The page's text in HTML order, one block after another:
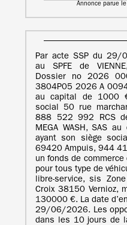
Annonce parue
Par acte SSP du 29/
au SPFE de
Dossier no 2026
3804P05 2026 A
au capital de 1000
social 50 rue
888 522 992 RCS
MEGA WASH, SAS
ayant son siège
69420 Ampuis, 944
un fonds de
pour tous type de
libre-service, sis
Croix 38150 Vernioz,
130000 €. La date
29/06/2026. Les
dans les 10 jours de